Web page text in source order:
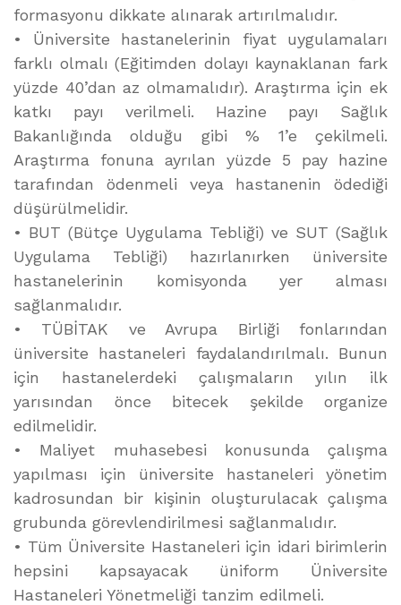
formasyonu dikkate alınarak artırılmalıdır.
• Üniversite hastanelerinin fiyat uygulamaları
farklı olmalı (Eğitimden dolayı kaynaklanan fark
yüzde 40’dan az olmamalıdır). Araştırma için ek
katkı payı verilmeli. Hazine payı Sağlık
Bakanlığında olduğu gibi % 1’e çekilmeli.
Araştırma fonuna ayrılan yüzde 5 pay hazine
tarafından ödenmeli veya hastanenin ödediği
düşürülmelidir.
• BUT (Bütçe Uygulama Tebliği) ve SUT (Sağlık
Uygulama Tebliği) hazırlanırken üniversite
hastanelerinin komisyonda yer alması
sağlanmalıdır.
• TÜBİTAK ve Avrupa Birliği fonlarından
üniversite hastaneleri faydalandırılmalı. Bunun
için hastanelerdeki çalışmaların yılın ilk
yarısından önce bitecek şekilde organize
edilmelidir.
• Maliyet muhasebesi konusunda çalışma
yapılması için üniversite hastaneleri yönetim
kadrosundan bir kişinin oluşturulacak çalışma
grubunda görevlendirilmesi sağlanmalıdır.
• Tüm Üniversite Hastaneleri için idari birimlerin
hepsini kapsayacak üniform Üniversite
Hastaneleri Yönetmeliği tanzim edilmeli.